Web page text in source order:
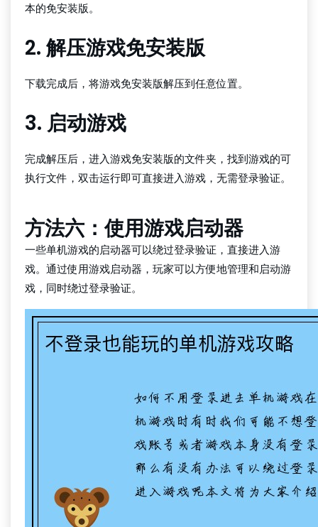
本的免安装版。
2. 解压游戏免安装版
下载完成后，将游戏免安装版解压到任意位置。
3. 启动游戏
完成解压后，进入游戏免安装版的文件夹，找到游戏的可
执行文件，双击运行即可直接进入游戏，无需登录验证。
方法六：使用游戏启动器
一些单机游戏的启动器可以绕过登录验证，直接进入游
戏。通过使用游戏启动器，玩家可以方便地管理和启动游
戏，同时绕过登录验证。